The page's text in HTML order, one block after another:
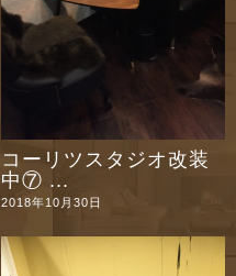
コーリツスタジオ改装
中⑦ ...
2018年10月30日